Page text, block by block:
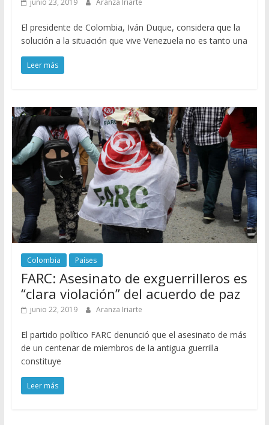
junio 23, 2019 Aranza Iriarte
El presidente de Colombia, Iván Duque, considera que la
solución a la situación que vive Venezuela no es tanto una
Leer más
Colombia Países
FARC: Asesinato de exguerrilleros es
“clara violación” del acuerdo de paz
junio 22, 2019 Aranza Iriarte
El partido político FARC denunció que el asesinato de más
de un centenar de miembros de la antigua guerrilla
constituye
Leer más